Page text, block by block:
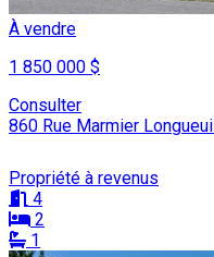
À vendre
1 850 000 $
Consulter
860 Rue Marmier
Propriété à revenus
4
2
1